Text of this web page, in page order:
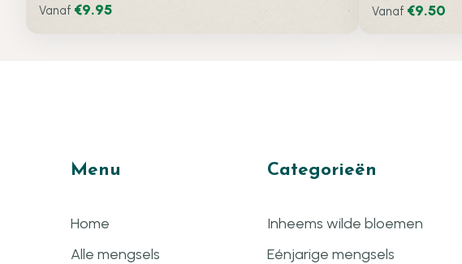
Vanaf €9.95 Vanaf €9.50
Menu
Home
Alle mengsels
Categorieën
Inheems wilde bloemen
Eénjarige mengsels